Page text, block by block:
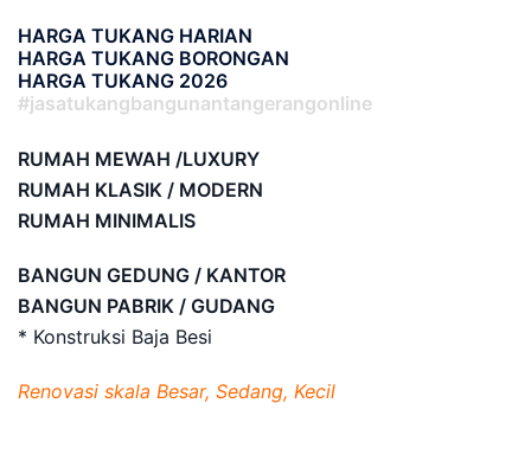
HARGA TUKANG HARIAN
HARGA TUKANG BORONGAN
HARGA TUKANG 2026
#jasatukangbangunantangerangonline
RUMAH MEWAH /LUXURY
RUMAH KLASIK / MODERN
RUMAH MINIMALIS
BANGUN GEDUNG / KANTOR
BANGUN PABRIK / GUDANG
* Konstruksi Baja Besi
Renovasi skala Besar, Sedang, Kecil